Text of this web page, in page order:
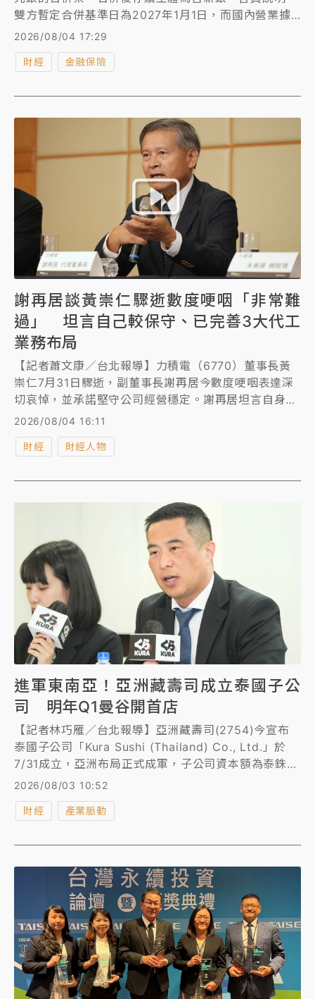
雙方暫定合併基準日為2027年1月1日，而國內營業據
點加計達204處、排名國銀第2多，資產合計將達新台
2026/08/04 17:29
財經 金融保險
謝再居談黃崇仁驟逝數度哽咽「非常難
過」 坦言自己較保守、已完善3大代工
業務布局
【記者蕭文康／台北報導】力積電（6770）董事長黃
崇仁7月31日驟逝，副董事長謝再居今數度哽咽表達深
切哀悼，並承諾堅守公司經營穩定。謝再居坦言自身較
為保守，將以穩健風格接手管理，並強調力積電已完善
三大代工業務布局，包括記憶體、邏輯及AI封裝代工。
此外，銅鑼廠P5出售予美光後，帶來強勁現金流與技術
觀，力積電營收與獲利持續成長，將持續回饋股東，確
保公司穩健前進。
2026/08/04 16:11
財經 財經人物
進軍東南亞！亞洲藏壽司成立泰國子公
司 明年Q1曼谷開首店
【記者林巧雁／台北報導】亞洲藏壽司(2754)今宣布
泰國子公司「Kura Sushi (Thailand) Co., Ltd.」於
7/31成立，亞洲布局正式成軍，子公司資本額為泰銖
1400萬，亞洲藏壽司持股49%，本地合作夥伴51%。
可開首家新店。
2026/08/03 10:52
財經 產業脈動